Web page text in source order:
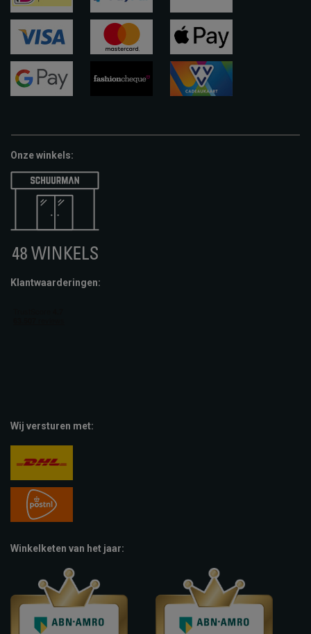
ideal paypal riverty
visa
apple-
pay
Onze winkels:
Klantwaarderingen:
Wij versturen met:
Winkelketen van het jaar: